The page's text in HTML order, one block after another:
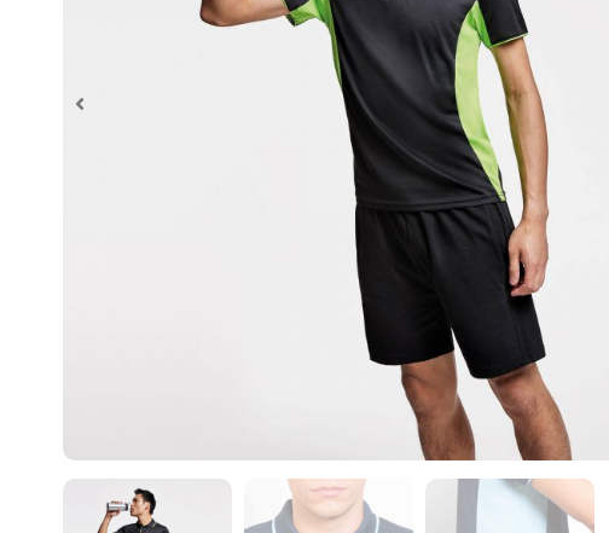
Al realizar tu
necesarios y
impresión.
¿En que
Un diseñador
de imprimir, ¡no
Algunos de los
– Control de las
– Control de
– Control de
– Control de
En caso
– Controlar que
impresión.
– Control de
– Control de los